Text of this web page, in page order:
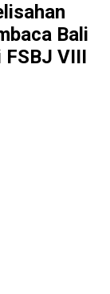
Bali
VIII